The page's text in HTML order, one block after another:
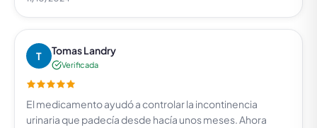
T Tomas Landry
Verificada
El medicamento ayudó a controlar la incontinencia
urinaria que padecía desde hacía unos meses. Ahora